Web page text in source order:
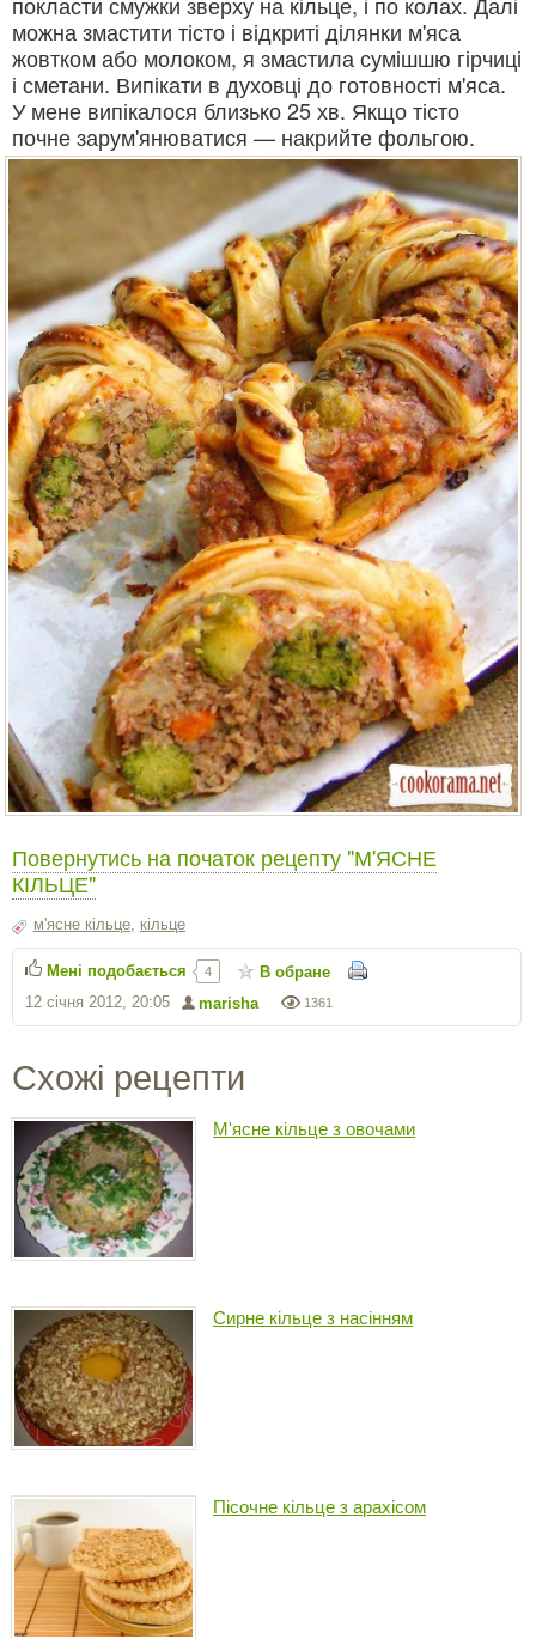
можна змастити тісто і відкриті ділянки м'яса
жовтком або молоком, я змастила сумішшю гірчиці
і сметани. Випікати в духовці до готовності м'яса.
У мене випікалося близько 25 хв. Якщо тісто
почне зарум'янюватися — накрийте фольгою.
Повернутись на початок рецепту "М'ЯСНЕ
КІЛЬЦЕ"
м'ясне кільце кільце
1361
marisha
12 січня 2012, 20:05
Мені подобається 4 В обране
Схожі рецепти
М'ясне кільце з овочами
Сирне кільце з насінням
Пісочне кільце з арахісом